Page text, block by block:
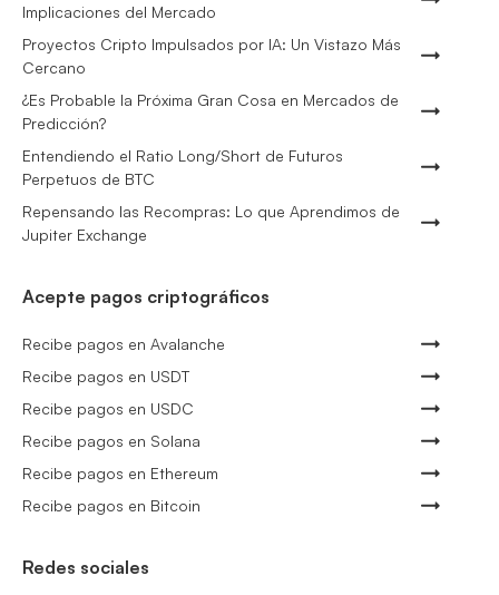
Implicaciones del Mercado
Proyectos Cripto Impulsados por IA: Un Vistazo Más
Cercano
¿Es Probable la Próxima Gran Cosa en Mercados de
Predicción?
Entendiendo el Ratio Long/Short de Futuros
Perpetuos de BTC
Repensando las Recompras: Lo que Aprendimos de
Jupiter Exchange
Acepte pagos criptográficos
Recibe pagos en Avalanche
Recibe pagos en USDT
Recibe pagos en USDC
Recibe pagos en Solana
Recibe pagos en Ethereum
Recibe pagos en Bitcoin
Redes sociales